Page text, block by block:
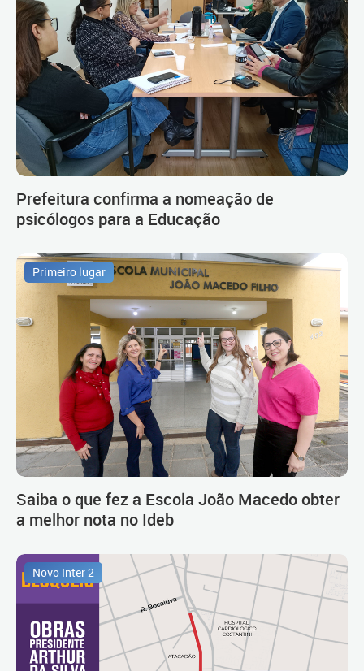
Prefeitura confirma a nomeação de
psicólogos para a Educação
Primeiro lugar
Saiba o que fez a Escola João Macedo obter
a melhor nota no Ideb
Novo Inter 2